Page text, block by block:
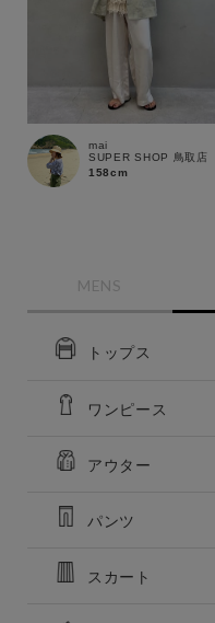
mai
SUPER SHOP 鳥取店
158cm
MENS
トップス
ワンピース
アウター
パンツ
スカート